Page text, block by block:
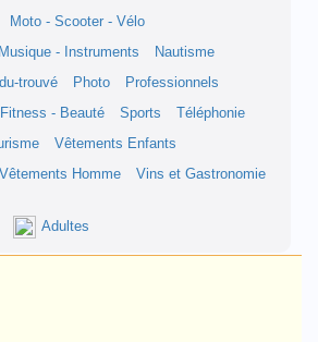
Moto - Scooter - Vélo
Musique - Instruments
Nautisme
trouvé Photo
Professionnels
- Beauté Sports
Téléphonie
Vêtements Enfants
Vêtements Homme Vins et Gastronomie
Adultes